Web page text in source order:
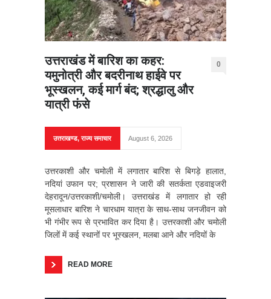
उत्तराखंड में बारिश का कहर:
यमुनोत्री और बदरीनाथ हाईवे पर
भूस्खलन, कई मार्ग बंद; श्रद्धालु और
यात्री फंसे
0
उत्तराखण्ड,राज्य समाचार August 6, 2026
उत्तरकाशी और चमोली में लगातार बारिश से बिगड़े हालात,
नदियां उफान पर; प्रशासन ने जारी की सतर्कता एडवाइजरी
देहरादून/उत्तरकाशी/चमोली। उत्तराखंड में लगातार हो रही
मूसलाधार बारिश ने चारधाम यात्रा के साथ-साथ जनजीवन को
भी गंभीर रूप से प्रभावित कर दिया है। उत्तरकाशी और चमोली
जिलों में कई स्थानों पर भूस्खलन, मलबा आने और नदियों के
READ MORE